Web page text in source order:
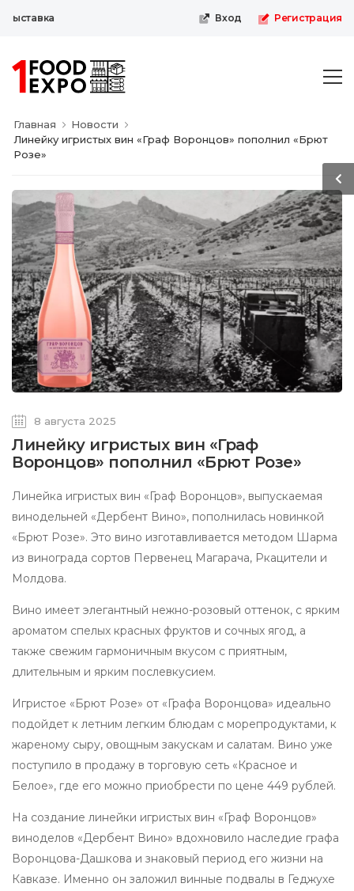
Вход Регистрация
Главная
Новости
Линейку игристых вин «Граф Воронцов» пополнил «Брют
Розе»
8 августа 2025
Линейку игристых вин «Граф
Воронцов» пополнил «Брют Розе»
Линейка игристых вин «Граф Воронцов», выпускаемая
винодельней «Дербент Вино», пополнилась новинкой
«Брют Розе». Это вино изготавливается методом Шарма
из винограда сортов Первенец Магарача, Ркацители и
Молдова.
Вино имеет элегантный нежно-розовый оттенок, с ярким
ароматом спелых красных фруктов и сочных ягод, а
также свежим гармоничным вкусом с приятным,
длительным и ярким послевкусием.
Игристое «Брют Розе» от «Графа Воронцова» идеально
подойдет к летним легким блюдам с морепродуктами, к
жареному сыру, овощным закускам и салатам. Вино уже
поступило в продажу в торговую сеть «Красное и
Белое», где его можно приобрести по цене 449 рублей.
На создание линейки игристых вин «Граф Воронцов»
виноделов «Дербент Вино» вдохновило наследие графа
Воронцова-Дашкова и знаковый период его жизни на
Кавказе. Именно он заложил винные подвалы в Геджухе